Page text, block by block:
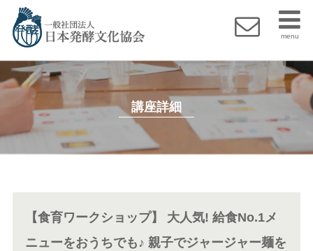
menu
講座詳細
【食育ワークショップ】 大人気! 給食No.1メ
ニューをおうちでも♪ 親子でジャージャー麺を